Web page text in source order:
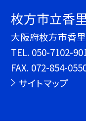
枚方市立香
大阪府枚方市香
TEL. 050-7102-
FAX. 072-854-
サイトマップ